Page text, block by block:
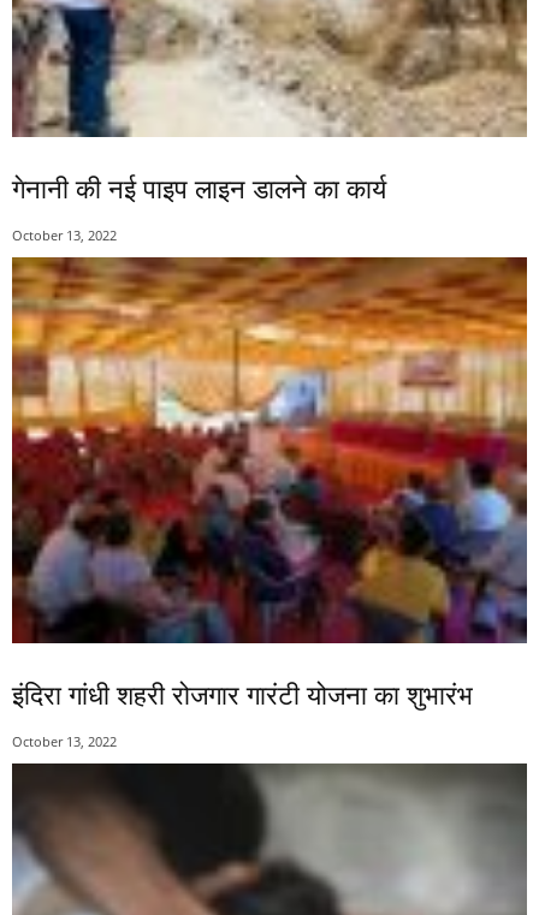
गेनानी की नई पाइप लाइन डालने का कार्य
October 13, 2022
इंदिरा गांधी शहरी रोजगार गारंटी योजना का शुभारंभ
October 13, 2022